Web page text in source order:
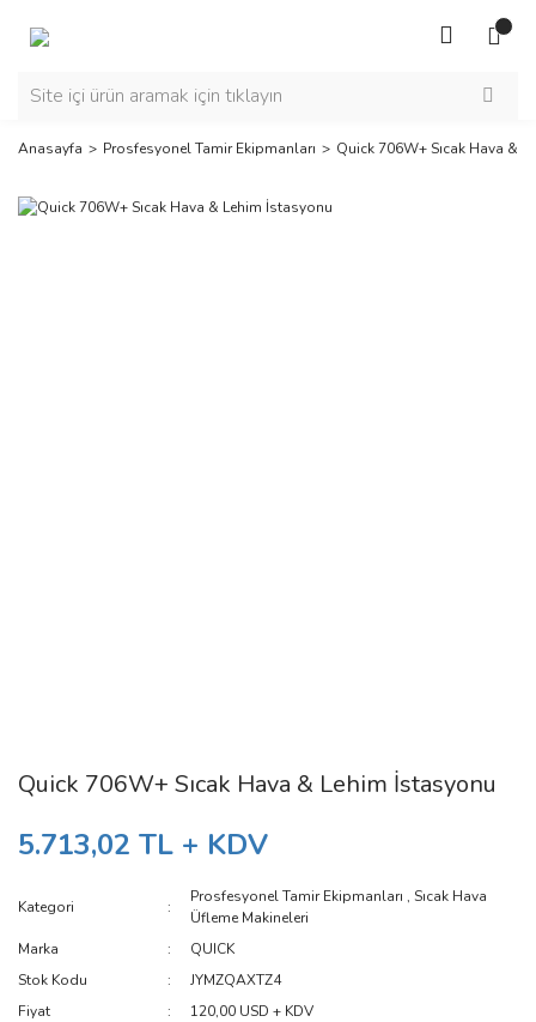
Anasayfa Prosfesyonel Tamir Ekipmanları Quick 706W+ Sıcak Hava &
Quick 706W+ Sıcak Hava & Lehim İstasyonu
5.713,02 TL + KDV
Kategori
Prosfesyonel Tamir Ekipmanları ,Sıcak Hava
Üfleme Makineleri
Marka
QUICK
Stok Kodu
JYMZQAXTZ4
Fiyat
120,00 USD + KDV